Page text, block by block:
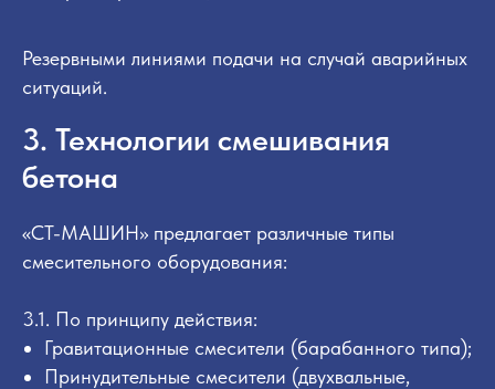
Резервными линиями подачи на случай аварийных
ситуаций.
3. Технологии смешивания
бетона
«СТ-МАШИН» предлагает различные типы
смесительного оборудования:
3.1. По принципу действия:
Гравитационные смесители (барабанного типа);
Принудительные смесители (двухвальные,